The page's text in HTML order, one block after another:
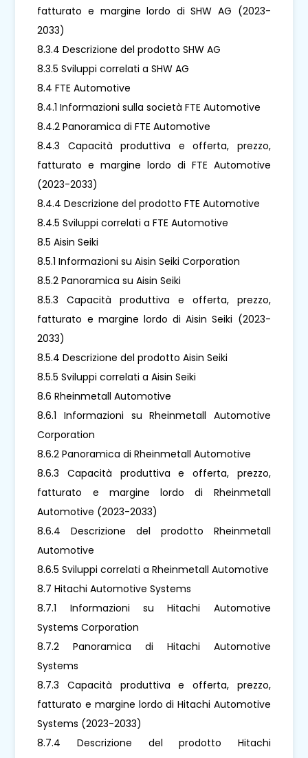
fatturato e margine lordo di SHW AG (2023-
2033)
8.3.4 Descrizione del prodotto SHW AG
8.3.5 Sviluppi correlati a SHW AG
8.4 FTE Automotive
8.4.1 Informazioni sulla società FTE Automotive
8.4.2 Panoramica di FTE Automotive
8.4.3 Capacità produttiva e offerta, prezzo,
fatturato e margine lordo di FTE Automotive
(2023-2033)
8.4.4 Descrizione del prodotto FTE Automotive
8.4.5 Sviluppi correlati a FTE Automotive
8.5 Aisin Seiki
8.5.1 Informazioni su Aisin Seiki Corporation
8.5.2 Panoramica su Aisin Seiki
8.5.3 Capacità produttiva e offerta, prezzo,
fatturato e margine lordo di Aisin Seiki (2023-
2033)
8.5.4 Descrizione del prodotto Aisin Seiki
8.5.5 Sviluppi correlati a Aisin Seiki
8.6 Rheinmetall Automotive
8.6.1 Informazioni su Rheinmetall Automotive
Corporation
8.6.2 Panoramica di Rheinmetall Automotive
8.6.3 Capacità produttiva e offerta, prezzo,
fatturato e margine lordo di Rheinmetall
Automotive (2023-2033)
8.6.4 Descrizione del prodotto Rheinmetall
Automotive
8.6.5 Sviluppi correlati a Rheinmetall Automotive
8.7 Hitachi Automotive Systems
8.7.1 Informazioni su Hitachi Automotive
Systems Corporation
8.7.2 Panoramica di Hitachi Automotive
Systems
8.7.3 Capacità produttiva e offerta, prezzo,
fatturato e margine lordo di Hitachi Automotive
Systems (2023-2033)
8.7.4 Descrizione del prodotto Hitachi